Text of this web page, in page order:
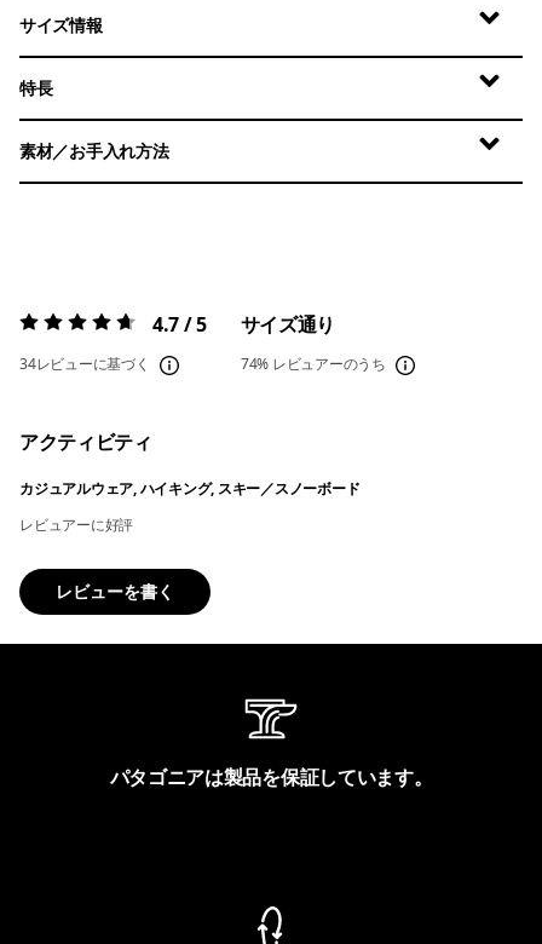
サイズ情報
特長
素材／お手入れ方法
評価:4.7 / 5 4.7 / 5
34レビューに基づく
サイズ通り
74% レビュアーのうち
アクティビティ
カジュアルウェア, ハイキング, スキー／スノーボード
レビュアーに好評
レビューを書く
パタゴニアは製品を保証しています。